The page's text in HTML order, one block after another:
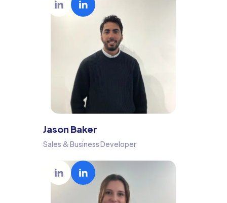
Jason Baker
Sales & Business Developer